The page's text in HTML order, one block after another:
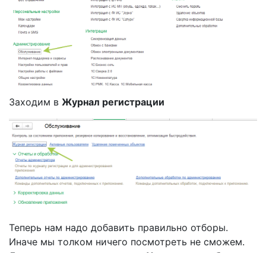
Заходим в Журнал регистрации
Теперь нам надо добавить правильно отборы.
Иначе мы толком ничего посмотреть не сможем.